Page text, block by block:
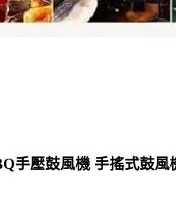
手壓鼓風機 手搖式鼓